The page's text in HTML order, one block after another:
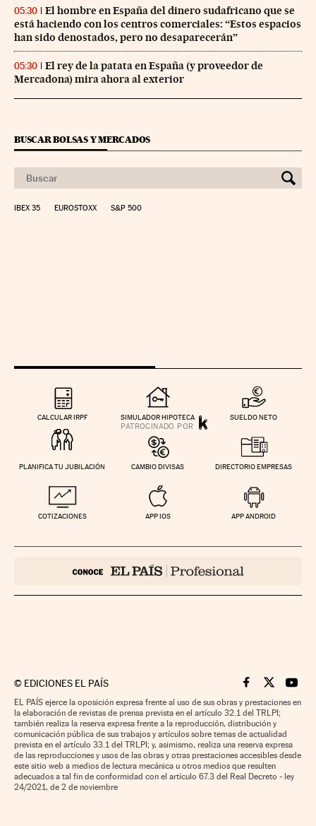
05:30
El hombre en España del dinero sudafricano que se
está haciendo con los centros comerciales: “Estos espacios
han sido denostados, pero no desaparecerán”
05:30
El rey de la patata en España (y proveedor de
Mercadona) mira ahora al exterior
BUSCAR BOLSAS Y MERCADOS
IBEX 35 EUROSTOXX S&P 500
CALCULAR IRPF SIMULADOR HIPOTECA SUELDO NETO
PLANIFICA TU JUBILACIÓN CAMBIO DIVISAS DIRECTORIO EMPRESAS
COTIZACIONES APP IOS APP ANDROID
© EDICIONES EL PAÍS Cinco Días en
Cinco Días
Cinco
EL PAÍS ejerce la oposición expresa frente al uso de sus obras y prestaciones en
la elaboración de revistas de prensa prevista en el artículo 32.1 del TRLPI;
también realiza la reserva expresa frente a la reproducción, distribución y
comunicación pública de sus trabajos y artículos sobre temas de actualidad
prevista en el artículo 33.1 del TRLPI; y, asimismo, realiza una reserva expresa
de las reproducciones y usos de las obras y otras prestaciones accesibles desde
este sitio web a medios de lectura mecánica u otros medios que resulten
adecuados a tal fin de conformidad con el artículo 67.3 del Real Decreto - ley
24/2021, de 2 de noviembre